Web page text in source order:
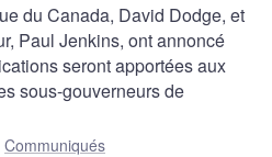
du Canada, David Dodge, et
Paul Jenkins, ont annoncé
seront apportées aux
sous-gouverneurs de
Communiqués